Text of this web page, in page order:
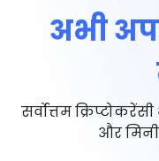
अभी
सर्वोत्तम
और